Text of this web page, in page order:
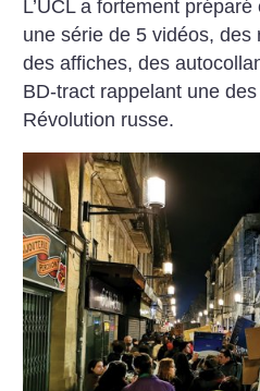
L’UCL a fortement
une série de 5 vidéos, des
des affiches, des
BD-tract rappelant une
Révolution russe.